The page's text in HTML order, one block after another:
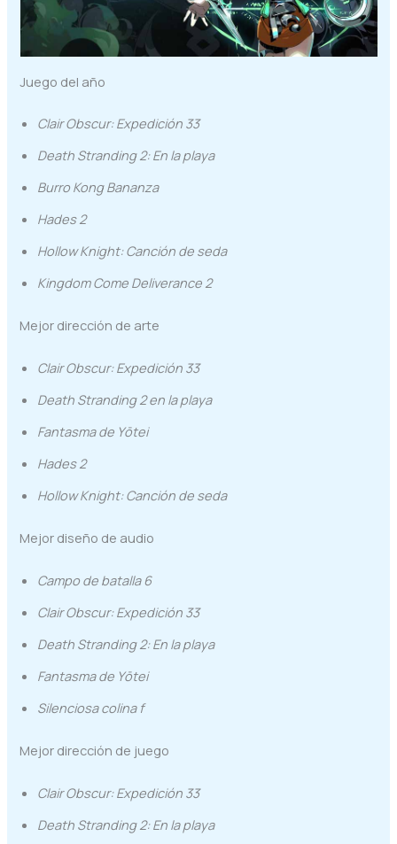
Juego del año
Clair Obscur: Expedición 33
Death Stranding 2: En la playa
Burro Kong Bananza
Hades 2
Hollow Knight: Canción de seda
Kingdom Come Deliverance 2
Mejor dirección de arte
Clair Obscur: Expedición 33
Death Stranding 2 en la playa
Fantasma de Yōtei
Hades 2
Hollow Knight: Canción de seda
Mejor diseño de audio
Campo de batalla 6
Clair Obscur: Expedición 33
Death Stranding 2: En la playa
Fantasma de Yōtei
Silenciosa colina f
Mejor dirección de juego
Clair Obscur: Expedición 33
Death Stranding 2: En la playa